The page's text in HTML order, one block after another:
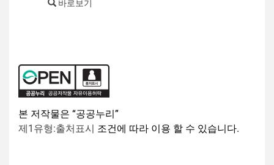
바로보기
본 저작물은 “공공누리”
제1유형:출처표시 조건에 따라 이용 할 수 있습니다.